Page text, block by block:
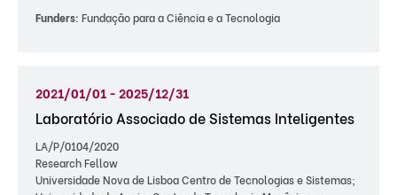
Funders: Fundação para a Ciência e a Tecnologia
2021/01/01 - 2025/12/31
Laboratório Associado de Sistemas Inteligentes
LA/P/0104/2020
Research Fellow
Universidade Nova de Lisboa Centro de Tecnologias e Sistemas;